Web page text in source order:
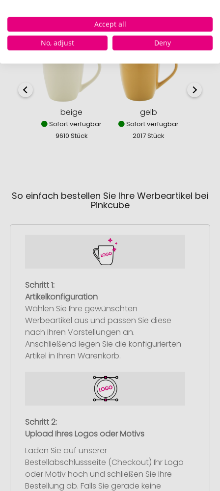
beige
Sofort verfügbar
9610 Stück
gelb
Sofort verfügbar
2017 Stück
So einfach bestellen Sie Ihre Werbeartikel bei
Pinkcube
Schritt 1:
Artikelkonfiguration
Wählen Sie Ihre gewünschten
Werbeartikel aus und passen Sie diese
nach Ihren Vorstellungen an.
Anschließend legen Sie die konfigurierten
Artikel in Ihren Warenkorb.
Schritt 2:
Upload Ihres Logos oder Motivs
Laden Sie auf unserer
Bestellabschlussseite (Checkout) Ihr Logo
oder Motiv hoch und schließen Sie Ihre
Bestellung ab. Falls Sie gerade keine
Accept all
No, adjust
Deny